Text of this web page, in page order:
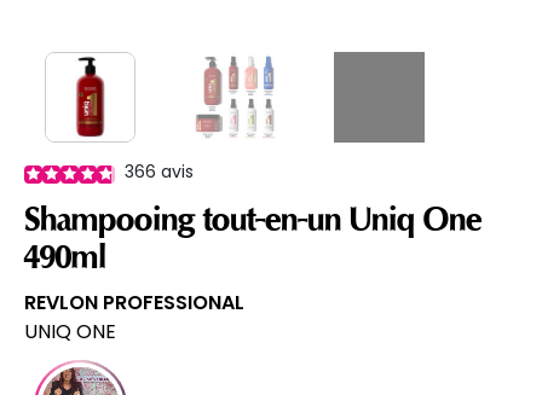
366 avis
Shampooing tout-en-un Uniq One
490ml
REVLON PROFESSIONAL
UNIQ ONE